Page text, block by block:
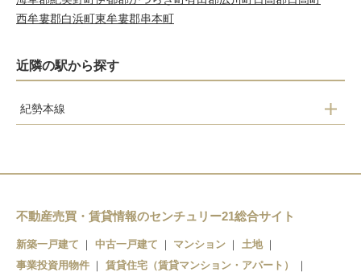
西牟婁郡白浜町東牟婁郡串本町
近隣の駅から探す
紀勢本線
印南駅
稲原駅
不動産売買・賃貸情報のセンチュリー21総合サイト
新築一戸建て 中古一戸建て マンション
土地
事業投資用物件
賃貸住宅（賃貸マンション・アパート）